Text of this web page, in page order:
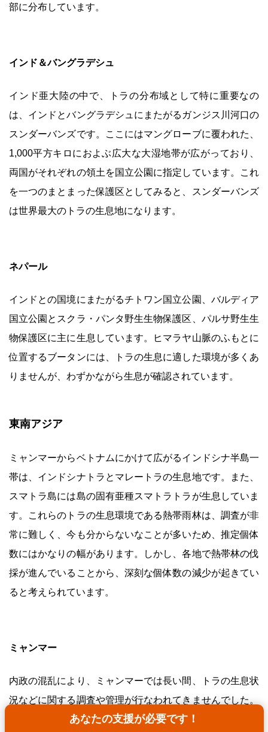
あなたの支援が必要です！
部に分布しています。
インド＆バングラデシュ
インド亜大陸の中で、トラの分布域として特に重要なの
は、インドとバングラデシュにまたがるガンジス川河口の
スンダーバンズです。ここにはマングローブに覆われた、
1,000平方キロにおよぶ広大な大湿地帯が広がっており、
両国がそれぞれの領土を国立公園に指定しています。これ
を一つのまとまった保護区としてみると、スンダーバンズ
は世界最大のトラの生息地になります。
ネパール
インドとの国境にまたがるチトワン国立公園、バルディア
国立公園とスクラ・パンタ野生生物保護区、パルサ野生生
物保護区に主に生息しています。ヒマラヤ山脈のふもとに
位置するブータンには、トラの生息に適した環境が多くあ
りませんが、わずかながら生息が確認されています。
東南アジア
ミャンマーからベトナムにかけて広がるインドシナ半島一
帯は、インドシナトラとマレートラの生息地です。また、
スマトラ島には島の固有亜種スマトラトラが生息していま
す。これらのトラの生息環境である熱帯雨林は、調査が非
常に難しく、今も分からないなことが多いため、推定個体
数にはかなりの幅があります。しかし、各地で熱帯林の伐
採が進んでいることから、深刻な個体数の減少が起きてい
ると考えられています。
ミャンマー
内政の混乱により、ミャンマーでは長い間、トラの生息状
況などに関する調査や管理が行なわれてきませんでした。
現在も実際にどのくらいの数が生息しているかよく分かっ